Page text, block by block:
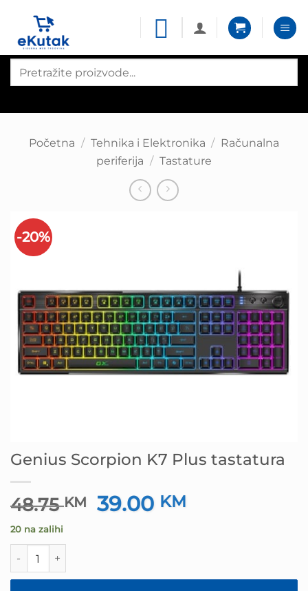
content
search
Početna / Tehnika i Elektronika / Računalna
periferija / Tastature
-20%
Genius Scorpion K7 Plus tastatura
48.75KM
Izvorna
cijena
39.00 KM
20 na zalihi
Genius Scorpion K7 Plus tastatura količina